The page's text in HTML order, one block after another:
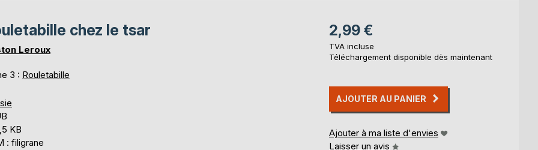
chez le tsar
Leroux
3 : Rouletabille
KB
: filigrane
2,99 €
TVA incluse
Téléchargement disponible dès maintenant
AJOUTER AU PANIER
Ajouter à ma liste d'envies
Laisser un avis